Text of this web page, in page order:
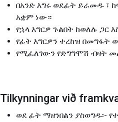
በአንድ እግሩ ወደፊት ይራመዱ ፣
አቋም ነው።
የኋላ እግርዎ ጉልበት ከወለሉ ጋር
የፊት እግርዎን ተረከዝ
የሚፈለገውን የድግግሞሽ ብዛት
Tilkynningar við
ወደ ፊት ማዘንበልን ያስወግዱ፡-